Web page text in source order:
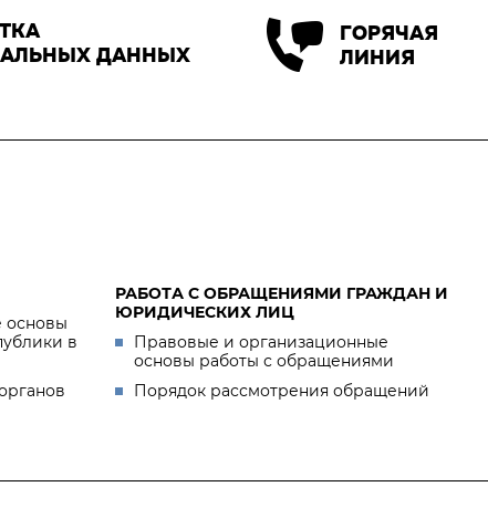
ДАННЫХ
ГОРЯЧАЯ
ЛИНИЯ
основы
в
РАБОТА С ОБРАЩЕНИЯМИ ГРАЖДАН И
ЮРИДИЧЕСКИХ ЛИЦ
Правовые и организационные
основы работы с обращениями
Порядок рассмотрения обращений